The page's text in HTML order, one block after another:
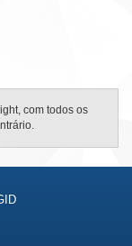
com todos os